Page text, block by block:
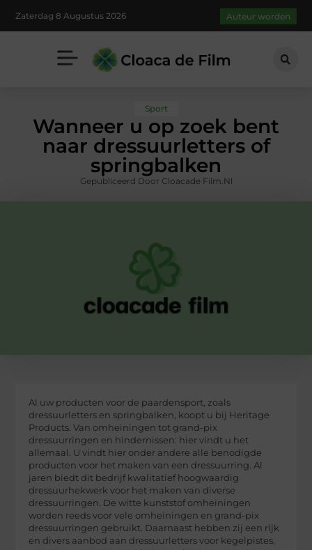
Zaterdag 8 Augustus 2026 Auteur worden
Sport
Wanneer u op zoek bent
naar dressuurletters of
springbalken
Gepubliceerd Door Cloacade Film.nl
Al uw producten voor de paardensport, zoals
dressuurletters en springbalken, koopt u bij Heritage
Products. Van omheiningen tot grand-pix
dressuurringen en hindernissen: hier vindt u het
allemaal. U vindt hier onder andere alle benodigde
producten voor het maken van een dressuurring. Al
jaren biedt dit bedrijf kwalitatief hoogwaardig
dressuurhekwerk voor het maken van diverse
dressuurringen. De witte kunststof omheiningen
worden reeds voor vele omheiningen en grand-pix
dressuurringen gebruikt. Daarnaast hebben zij een rijk
en divers aanbod aan dressuurletters voor kegelpistes,